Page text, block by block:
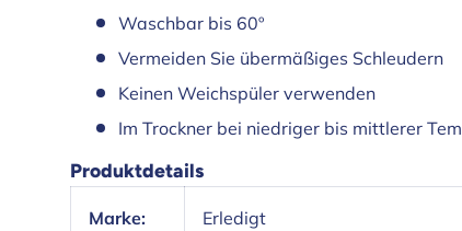
Waschbar bis 60º
Vermeiden Sie übermäßiges Schleudern
Keinen Weichspüler verwenden
Im Trockner bei niedriger bis mittlerer
Produktdetails
Marke: Erledigt